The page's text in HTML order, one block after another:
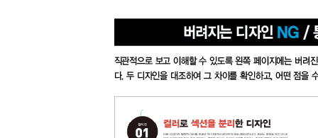
18 문자를 활용한 제품 페이지 디자인
19 임팩트 있는 섹션 도비라
20 통일성 있게 구성한 화보 페이지
21 메시지와 어울리는 포스터 디자인